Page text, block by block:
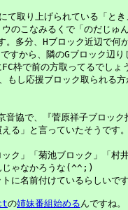
て取り上げられている「と
のこなみるくで「のだじゅ
多分、Hブロック近辺で何
すから、隣のGブロック辺り
枠で前の方取ってるでしょ
し応援ブロック取られる
協で、『菅原祥子ブロック
る」と言っていたそうです
」「菊池ブロック」「村
じゃなかろうな(^^;)
に名前付けているらしいで
の姉妹番組始めるんですね。